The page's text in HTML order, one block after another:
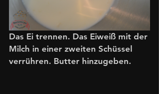
Das Ei trennen. Das Eiweiß mit der
Milch in einer zweiten Schüssel
verrühren. Butter hinzugeben.